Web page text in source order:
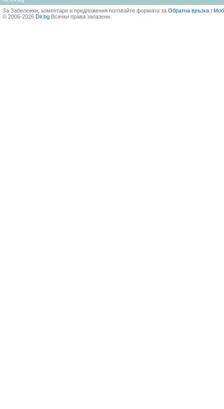
За Забележки, коментари и предложения ползвайте формата за Обратна връзка |
© 2006-2026 Dir.bg Всички права запазени.